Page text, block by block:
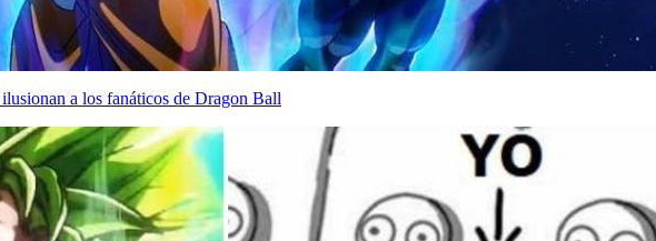
a los fanáticos de Dragon Ball